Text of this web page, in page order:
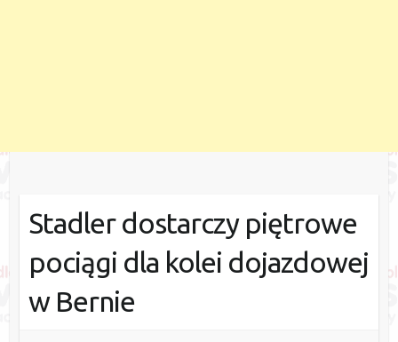
Stadler dostarczy piętrowe
pociągi dla kolei dojazdowej
w Bernie